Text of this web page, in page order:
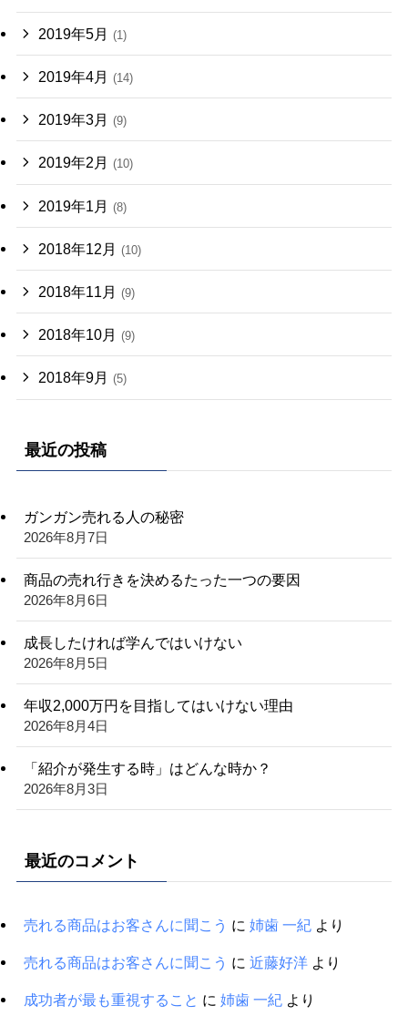
2019年5月 (1)
2019年4月 (14)
2019年3月 (9)
2019年2月 (10)
2019年1月 (8)
2018年12月 (10)
2018年11月 (9)
2018年10月 (9)
2018年9月 (5)
最近の投稿
ガンガン売れる人の秘密
2026年8月7日
商品の売れ行きを決めるたった一つの要因
2026年8月6日
成長したければ学んではいけない
2026年8月5日
年収2,000万円を目指してはいけない理由
2026年8月4日
「紹介が発生する時」はどんな時か？
2026年8月3日
最近のコメント
売れる商品はお客さんに聞こう に 姉歯 一紀 より
売れる商品はお客さんに聞こう に 近藤好洋より
成功者が最も重視すること に 姉歯 一紀 より